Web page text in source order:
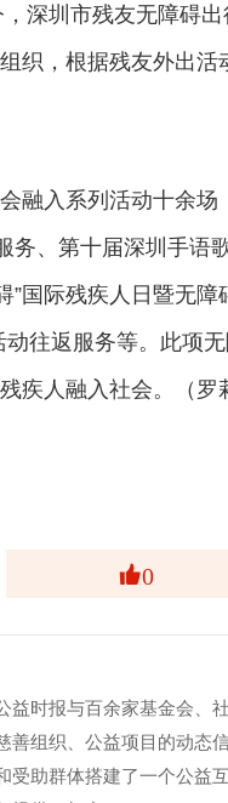
深圳市残友无障碍
织，根据残友外出
入系列活动十余场
务、第十届深圳手语
”国际残疾人日暨无
往返服务等。此项
疾人融入社会。（罗
0
益时报与百余家基金会、
善组织、公益项目的动态
受助群体搭建了一个公益